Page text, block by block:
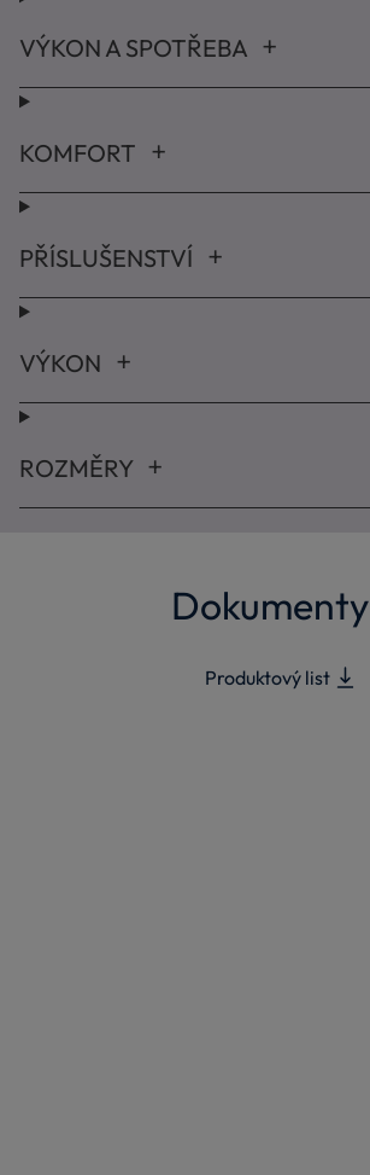
VÝKON A SPOTŘEBA
KOMFORT
PŘÍSLUŠENSTVÍ
VÝKON
ROZMĚRY
Dokumenty
Produktový list